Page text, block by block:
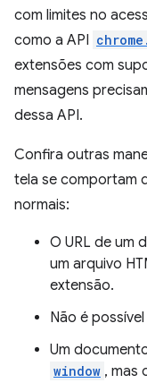
com limites no
como a API
extensões com
mensagens
dessa API.
Confira outras
tela se comportam
normais:
O URL de um
um arquivo
extensão.
Não é
Um
window , mas